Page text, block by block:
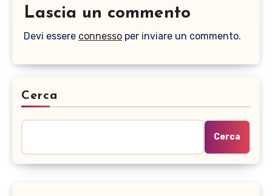
Lascia un commento
Devi essere connesso per inviare un commento.
Cerca
Cerca